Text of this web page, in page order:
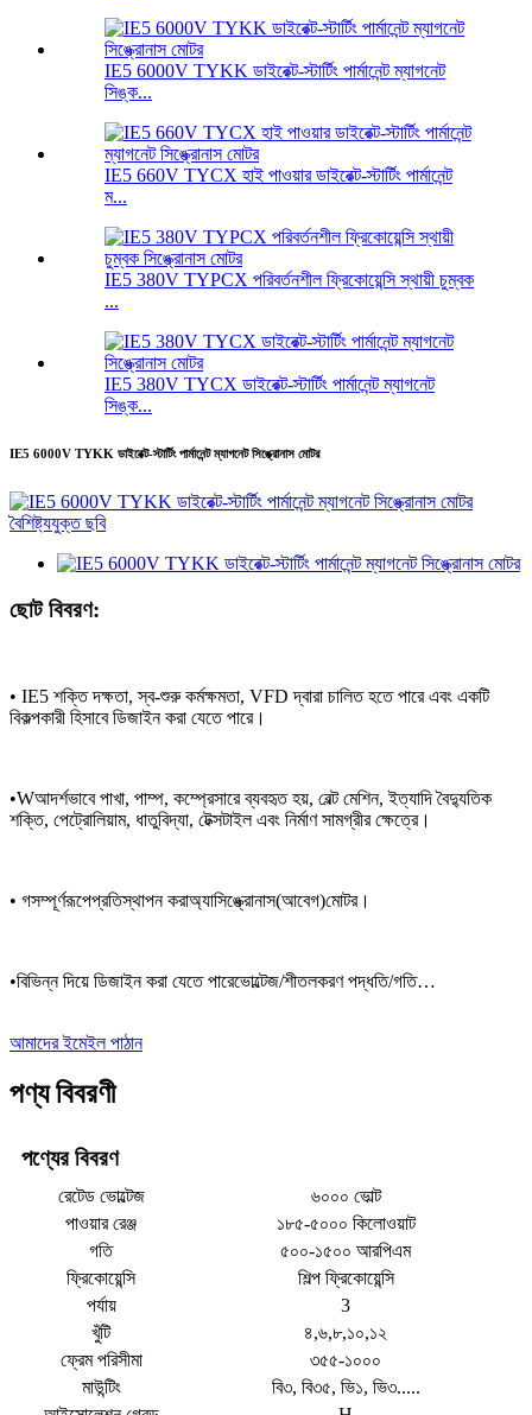
IE5 6000V TYKK ডাইরেক্ট-স্টার্টিং পার্মানেন্ট ম্যাগনেট
সিঙ্ক...
IE5 660V TYCX হাই পাওয়ার ডাইরেক্ট-স্টার্টিং পার্মানেন্ট
ম...
IE5 380V TYPCX পরিবর্তনশীল ফ্রিকোয়েন্সি স্থায়ী চুম্বক
...
IE5 380V TYCX ডাইরেক্ট-স্টার্টিং পার্মানেন্ট ম্যাগনেট
সিঙ্ক...
IE5 6000V TYKK ডাইরেক্ট-স্টার্টিং পার্মানেন্ট ম্যাগনেট সিঙ্ক্রোনাস মোটর
ছোট বিবরণ:
• IE5 শক্তি দক্ষতা, স্ব-শুরু কর্মক্ষমতা, VFD দ্বারা চালিত হতে পারে এবং একটি
বিকল্পকারী হিসাবে ডিজাইন করা যেতে পারে।
•Wআদর্শভাবে পাখা, পাম্প, কম্প্রেসারে ব্যবহৃত হয়, বেল্ট মেশিন, ইত্যাদি বৈদ্যুতিক
শক্তি, পেট্রোলিয়াম, ধাতুবিদ্যা, টেক্সটাইল এবং নির্মাণ সামগ্রীর ক্ষেত্রে।
• গসম্পূর্ণরূপেপ্রতিস্থাপন করাঅ্যাসিঙ্ক্রোনাস(আবেগ)মোটর।
•বিভিন্ন দিয়ে ডিজাইন করা যেতে পারেভোল্টেজ/শীতলকরণ পদ্ধতি/গতি…
আমাদের ইমেইল পাঠান
পণ্য বিবরণী
পণ্যের বিবরণ
রেটেড ভোল্টেজ
৬০০০ ভোল্ট
পাওয়ার রেঞ্জ
১৮৫-৫০০০ কিলোওয়াট
গতি
৫০০-১৫০০ আরপিএম
ফ্রিকোয়েন্সি
শিল্প ফ্রিকোয়েন্সি
পর্যায়
3
খুঁটি
৪,৬,৮,১০,১২
ফ্রেম পরিসীমা
৩৫৫-১০০০
মাউন্টিং
বি৩, বি৩৫, ভি১, ভি৩.....